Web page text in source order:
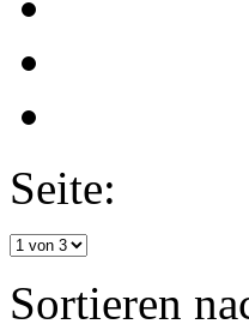
Seite:
Sortieren